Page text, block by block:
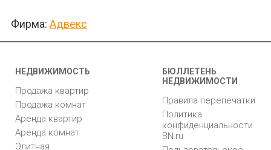
Фирма: Адвекс
НЕДВИЖИМОСТЬ
Продажа квартир
Продажа комнат
Аренда квартир
Аренда комнат
Элитная
БЮЛЛЕТЕНЬ
НЕДВИЖИМОСТИ
Правила перепечатки
Политика
конфиденциальности
BN.ru